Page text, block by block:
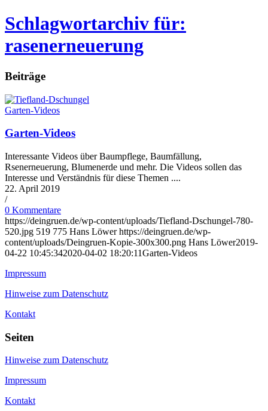
Schlagwortarchiv für:
rasenerneuerung
Beiträge
Garten-Videos
Garten-Videos
Interessante Videos über Baumpflege, Baumfällung,
Rsenerneuerung, Blumenerde und mehr. Die Videos sollen das
Interesse und Verständnis für diese Themen ....
22. April 2019
/
0 Kommentare
https://deingruen.de/wp-content/uploads/Tiefland-Dschungel-780-
520.jpg 519 775 Hans Löwer https://deingruen.de/wp-
content/uploads/Deingruen-Kopie-300x300.png Hans Löwer2019-
04-22 10:45:342020-04-02 18:20:11Garten-Videos
Impressum
Hinweise zum Datenschutz
Kontakt
Seiten
Hinweise zum Datenschutz
Impressum
Kontakt